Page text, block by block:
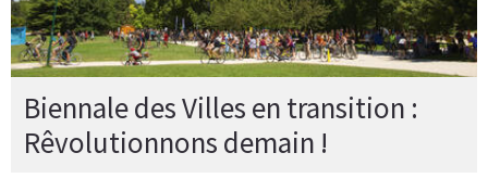
Biennale des Villes en transition :
Rêvolutionnons demain !